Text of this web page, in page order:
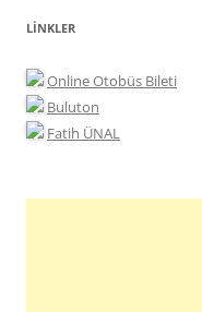
LINKLER
Online Otobüs Bileti
Buluton
Fatih ÜNAL